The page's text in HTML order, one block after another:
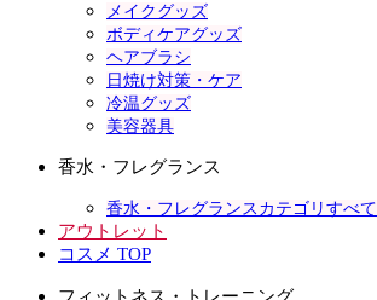
メイクグッズ
ボディケアグッズ
ヘアブラシ
日焼け対策・ケア
冷温グッズ
美容器具
香水・フレグランス
香水・フレグランスカテゴリすべて
アウトレット
コスメ TOP